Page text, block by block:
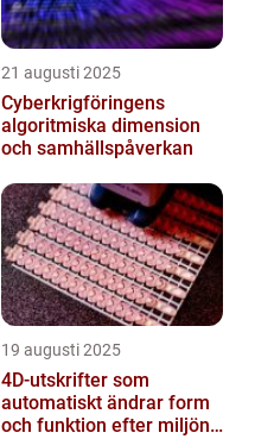
21 augusti 2025
Cyberkrigföringens
algoritmiska dimension
och samhällspåverkan
19 augusti 2025
4D-utskrifter som
automatiskt ändrar form
och funktion efter miljöns